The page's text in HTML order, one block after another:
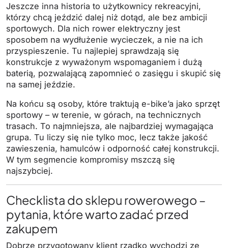
Jeszcze inna historia to użytkownicy rekreacyjni,
którzy chcą jeździć dalej niż dotąd, ale bez ambicji
sportowych. Dla nich rower elektryczny jest
sposobem na wydłużenie wycieczek, a nie na ich
przyspieszenie. Tu najlepiej sprawdzają się
konstrukcje z wyważonym wspomaganiem i dużą
baterią, pozwalającą zapomnieć o zasięgu i skupić się
na samej jeździe.
Na końcu są osoby, które traktują e-bike’a jako sprzęt
sportowy – w terenie, w górach, na technicznych
trasach. To najmniejsza, ale najbardziej wymagająca
grupa. Tu liczy się nie tylko moc, lecz także jakość
zawieszenia, hamulców i odporność całej konstrukcji.
W tym segmencie kompromisy mszczą się
najszybciej.
Checklista do sklepu rowerowego –
pytania, które warto zadać przed
zakupem
Dobrze przygotowany klient rzadko wychodzi ze